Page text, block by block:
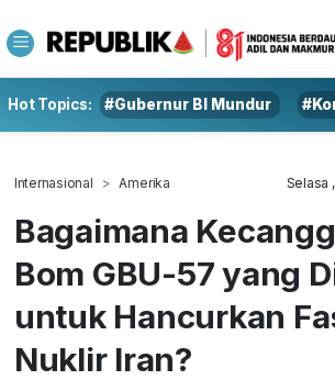
Hot Topics: #Gubernur BI Mundur
Internasional Amerika Selasa
Bagaimana
Bom GBU-57 yang
untuk Hancurkan
Nuklir Iran?